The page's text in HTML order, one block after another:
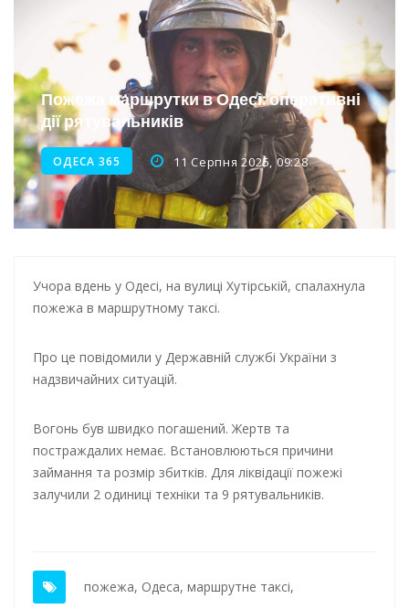
Інтеграція ветеранів в українське суспільство
Нічна атака на Одесу: наслідки обстрілу
Енергетична підтримка для Одеси
Пожежа маршрутки в Одесі: оперативні
дії рятувальників
ОДЕСА 365 11 Серпня 2025, 09:28
Учора вдень у Одесі, на вулиці Хутірській, спалахнула
пожежа в маршрутному таксі.
Про це повідомили у Державній службі України з
надзвичайних ситуацій.
Вогонь був швидко погашений. Жертв та
постраждалих немає. Встановлюються причини
займання та розмір збитків. Для ліквідації пожежі
залучили 2 одиниці техніки та 9 рятувальників.
пожежа, Одеса, маршрутне таксі,